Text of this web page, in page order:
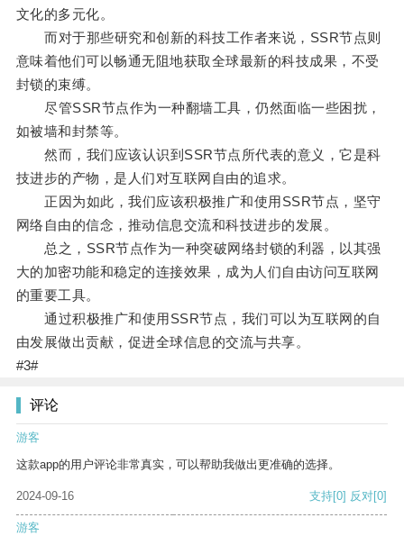
文化的多元化。
而对于那些研究和创新的科技工作者来说，SSR节点则
意味着他们可以畅通无阻地获取全球最新的科技成果，不受
封锁的束缚。
尽管SSR节点作为一种翻墙工具，仍然面临一些困扰，
如被墙和封禁等。
然而，我们应该认识到SSR节点所代表的意义，它是科
技进步的产物，是人们对互联网自由的追求。
正因为如此，我们应该积极推广和使用SSR节点，坚守
网络自由的信念，推动信息交流和科技进步的发展。
总之，SSR节点作为一种突破网络封锁的利器，以其强
大的加密功能和稳定的连接效果，成为人们自由访问互联网
的重要工具。
通过积极推广和使用SSR节点，我们可以为互联网的自
由发展做出贡献，促进全球信息的交流与共享。
#3#
评论
游客
这款app的用户评论非常真实，可以帮助我做出更准确的选择。
2024-09-16 支持[0] 反对[0]
游客